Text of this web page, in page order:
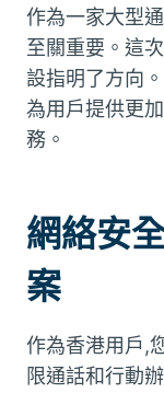
作為一家大型
至關重要。這
設指明了方向
為用戶提供更
務。
網絡安
案
作為香港用戶,
限通話和行動